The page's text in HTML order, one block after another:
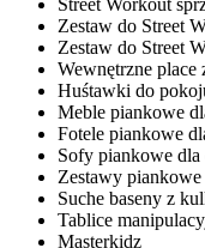
Street Workout
Zestaw do Street
Zestaw do Street
Wewnętrzne place
Huśtawki do
Meble piankowe
Fotele piankowe
Sofy piankowe dla
Zestawy
Suche baseny z
Tablice
Masterkidz